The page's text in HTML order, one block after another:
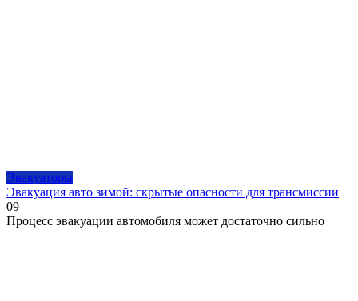
Эвакуаторы
Эвакуация авто зимой: скрытые опасности для трансмиссии
09
Процесс эвакуации автомобиля может достаточно сильно